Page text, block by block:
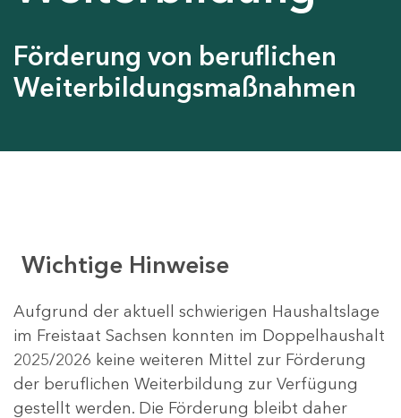
Förderung von beruflichen
Weiterbildungsmaßnahmen
Wichtige Hinweise
Aufgrund der aktuell schwierigen Haushaltslage
im Freistaat Sachsen konnten im Doppelhaushalt
2025/2026 keine weiteren Mittel zur Förderung
der beruflichen Weiterbildung zur Verfügung
gestellt werden. Die Förderung bleibt daher